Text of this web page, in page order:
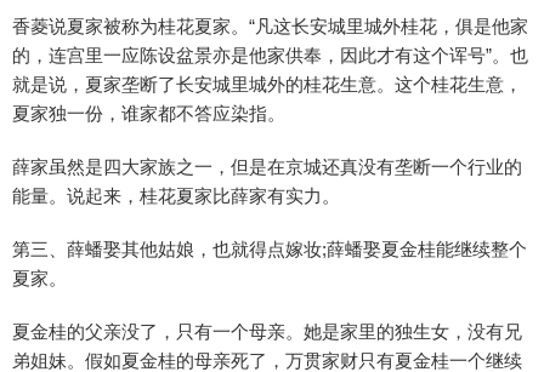
香菱说夏家被称为桂花夏家。“凡这长安城里城外桂花，俱是他家
的，连宫里一应陈设盆景亦是他家供奉，因此才有这个诨号”。也
就是说，夏家垄断了长安城里城外的桂花生意。这个桂花生意，
夏家独一份，谁家都不答应染指。
薛家虽然是四大家族之一，但是在京城还真没有垄断一个行业的
能量。说起来，桂花夏家比薛家有实力。
第三、薛蟠娶其他姑娘，也就得点嫁妆;薛蟠娶夏金桂能继续整个
夏家。
夏金桂的父亲没了，只有一个母亲。她是家里的独生女，没有兄
弟姐妹。假如夏金桂的母亲死了，万贯家财只有夏金桂一个继续